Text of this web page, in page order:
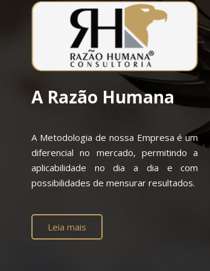
A Razão Humana
A Metodologia de nossa Empresa é um
diferencial no mercado, permitindo a
aplicabilidade no dia a dia e com
possibilidades de mensurar resultados.
Leia mais
“Primeiramente quero
agradecer imensamente pela
experiência de Mergulho
Deixo registrado aqui meu
depoimento sobre a
experiência: Um local incrível,
inovador que traz a
experiência extrassensorial.
Trazendo para os
Anderson Alvim Empresário